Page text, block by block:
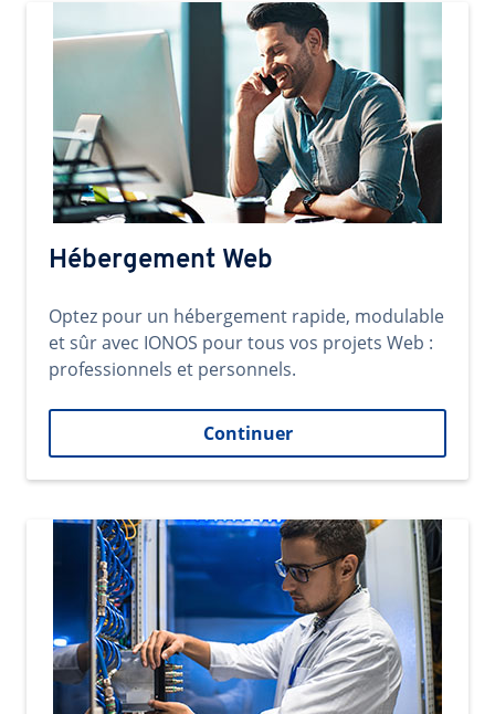
Hébergement Web
Optez pour un hébergement rapide, modulable
et sûr avec IONOS pour tous vos projets Web :
professionnels et personnels.
Continuer